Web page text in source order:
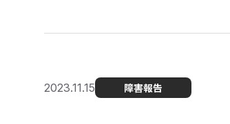
2023.11.15 障害報告